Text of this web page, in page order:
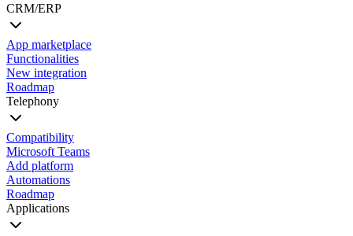
CRM/ERP
App marketplace
Functionalities
New integration
Roadmap
Telephony
Compatibility
Microsoft Teams
Add platform
Automations
Roadmap
Applications